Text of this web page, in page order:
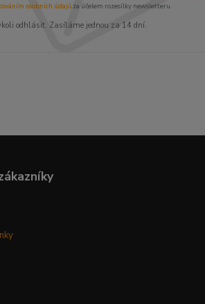
osobních údajůza účelem rozesílky newsletteru.
odhlásit. Zasíláme jednou za 14 dní.